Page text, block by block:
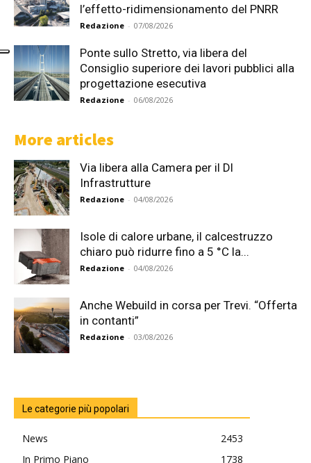
l’effetto-ridimensionamento del PNRR
Redazione - 07/08/2026
Ponte sullo Stretto, via libera del
Consiglio superiore dei lavori pubblici alla
progettazione esecutiva
Redazione - 06/08/2026
More articles
Via libera alla Camera per il Dl
Infrastrutture
Redazione - 04/08/2026
Isole di calore urbane, il calcestruzzo
chiaro può ridurre fino a 5 °C la...
Redazione - 04/08/2026
Anche Webuild in corsa per Trevi. “Offerta
in contanti”
Redazione - 03/08/2026
Le categorie più popolari
News
2453
In Primo Piano
1738